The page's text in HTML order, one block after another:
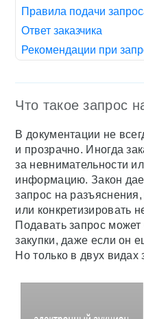
Правила подачи
Ответ заказчика
Рекомендации при
Что такое запрос
В документации не
и прозрачно. Иногда
за невнимательности
информацию. Закон
запрос на
или конкретизировать
Подавать запрос
закупки, даже если он
Но только в двух видах